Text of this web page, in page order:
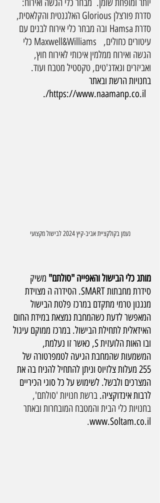
יותר ומופחת שומן.  מבחר כלי הגשה ואירוח:
סדרת פורצלן Glorious האלגנטית והקלאסית,
סדרת Hamsa ובה מבחר כלי אירוח לבנים עם
עיטורים כחולים,   Maxwell&Williams כלי
הגשה ואירוח ממלמין איכותי לאירוח חוץ,
ואביזרים וגאדג'טים, טקסטיל מטבח ועוד.
בחנויות הרשת ובאתר
https://www.naamanp.co.il/
.
נעמן בקולקציית אביב-קיץ 2024 לבישול מקצועי
מותג כלי הבישול והאפייה "סולתם" משיק
סידרת מחבתות SMART. הסידרה ה מצוידת
מנגנון טרמי מתקדם במרכז פלטת הבישול
המאפשר לדעת כשהמחבת נמצאת במידת החום
האידאלית לתחילת הבישול. במרכז ממוקם עיגול
ובו האות הלועזית S, כאשר זו נעלמת,
המשמעות שהמחבת הגיעה לטמפרטורה של
255 מעלות צלזיוס וניתן להתחיל להניח בה את
המצרכים ולבשל. לשימוש על כל סוגי הכיריים
לרבות אינדוקציה. ברשת חנויות 'סולתם',
בחנויות כלי הבית והמטבח המובחרות ובאתר
www.Soltam.co.il
.